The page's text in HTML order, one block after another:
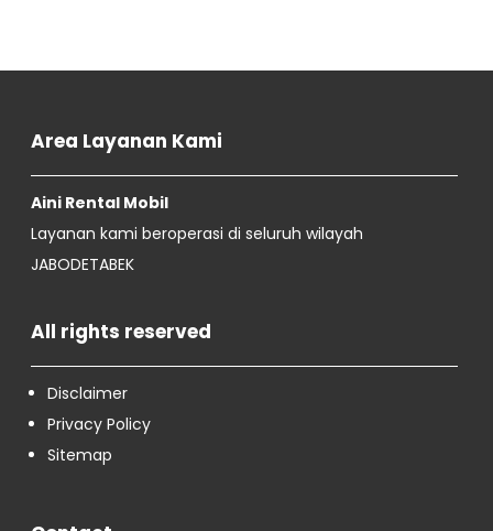
Area Layanan Kami
Aini Rental Mobil
Layanan kami beroperasi di seluruh wilayah
JABODETABEK
All rights reserved
Disclaimer
Privacy Policy
Sitemap